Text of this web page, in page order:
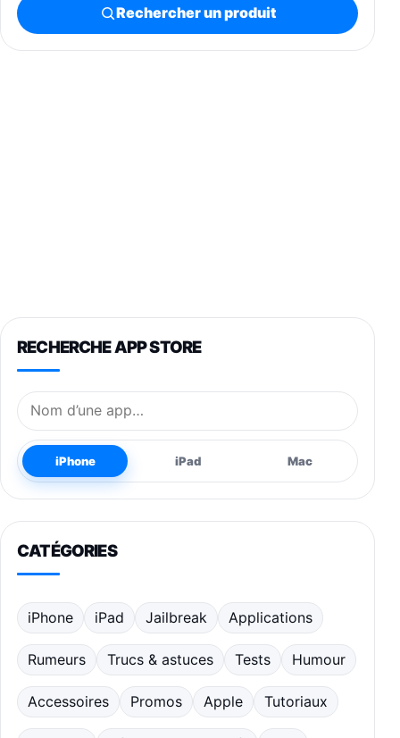
Rechercher un produit
RECHERCHE APP STORE
Nom de l’application
iPhone iPad Mac
CATÉGORIES
iPhone iPad Jailbreak Applications
Rumeurs Trucs & astuces Tests Humour
Accessoires Promos Apple Tutoriaux